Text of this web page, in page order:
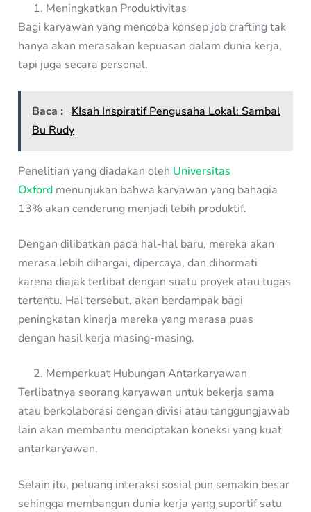
Meningkatkan Produktivitas
Bagi karyawan yang mencoba konsep job crafting tak
hanya akan merasakan kepuasan dalam dunia kerja,
tapi juga secara personal.
Baca :
KIsah Inspiratif Pengusaha Lokal: Sambal
Bu Rudy
Penelitian yang diadakan oleh Universitas
Oxford menunjukan bahwa karyawan yang bahagia
13% akan cenderung menjadi lebih produktif.
Dengan dilibatkan pada hal-hal baru, mereka akan
merasa lebih dihargai, dipercaya, dan dihormati
karena diajak terlibat dengan suatu proyek atau tugas
tertentu. Hal tersebut, akan berdampak bagi
peningkatan kinerja mereka yang merasa puas
dengan hasil kerja masing-masing.
Memperkuat Hubungan Antarkaryawan
Terlibatnya seorang karyawan untuk bekerja sama
atau berkolaborasi dengan divisi atau tanggungjawab
lain akan membantu menciptakan koneksi yang kuat
antarkaryawan.
Selain itu, peluang interaksi sosial pun semakin besar
sehingga membangun dunia kerja yang suportif satu